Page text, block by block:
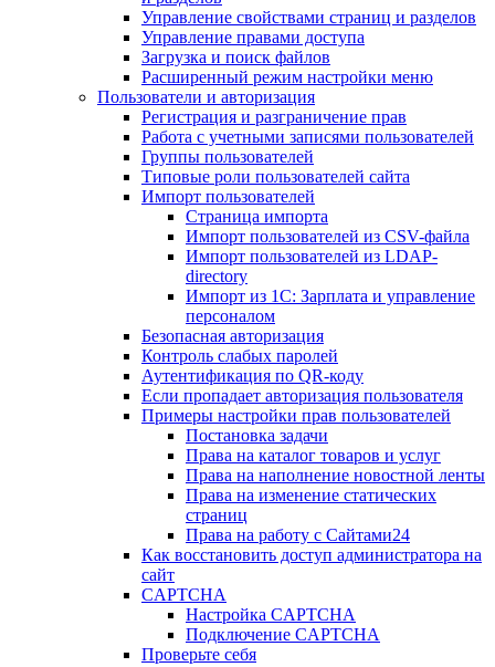
Управление свойствами страниц и разделов
Управление правами доступа
Загрузка и поиск файлов
Расширенный режим настройки меню
Пользователи и авторизация
Регистрация и разграничение прав
Работа с учетными записями пользователей
Группы пользователей
Типовые роли пользователей сайта
Импорт пользователей
Страница импорта
Импорт пользователей из CSV-файла
Импорт пользователей из LDAP-
directory
Импорт из 1С: Зарплата и управление
персоналом
Безопасная авторизация
Контроль слабых паролей
Аутентификация по QR-коду
Если пропадает авторизация пользователя
Примеры настройки прав пользователей
Постановка задачи
Права на каталог товаров и услуг
Права на наполнение новостной ленты
Права на изменение статических
страниц
Права на работу с Сайтами24
Как восстановить доступ администратора на
сайт
CAPTCHA
Настройка CAPTCHA
Подключение CAPTCHA
Проверьте себя